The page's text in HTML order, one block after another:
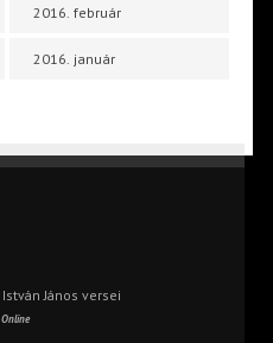
2016. február
2016. január
János versei